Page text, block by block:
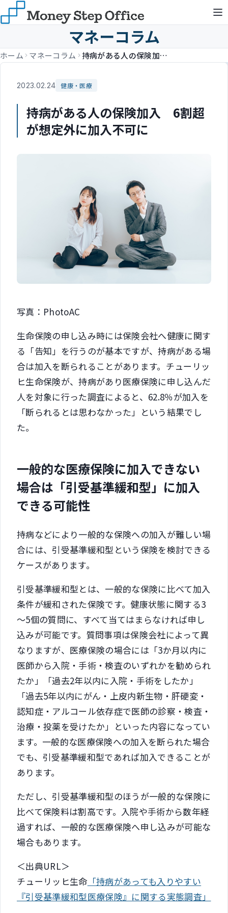
マネーコラム
ホーム マネーコラム 持病がある人の保険加入 6割超が想定外に加入不可に
2023.02.24 健康・医療
持病がある人の保険加入 6割超
が想定外に加入不可に
写真：PhotoAC
生命保険の申し込み時には保険会社へ健康に関す
る「告知」を行うのが基本ですが、持病がある場
合は加入を断られることがあります。チューリッ
ヒ生命保険が、持病があり医療保険に申し込んだ
人を対象に行った調査によると、62.8％が加入を
「断られるとは思わなかった」という結果でし
た。
一般的な医療保険に加入できない
場合は「引受基準緩和型」に加入
できる可能性
持病などにより一般的な保険への加入が難しい場
合には、引受基準緩和型という保険を検討できる
ケースがあります。
引受基準緩和型とは、一般的な保険に比べて加入
条件が緩和された保険です。健康状態に関する3
～5個の質問に、すべて当てはまらなければ申し
込みが可能です。質問事項は保険会社によって異
なりますが、医療保険の場合には「3か月以内に
医師から入院・手術・検査のいずれかを勧められ
たか」「過去2年以内に入院・手術をしたか」
「過去5年以内にがん・上皮内新生物・肝硬変・
認知症・アルコール依存症で医師の診察・検査・
治療・投薬を受けたか」といった内容になってい
ます。一般的な医療保険への加入を断られた場合
でも、引受基準緩和型であれば加入できることが
あります。
ただし、引受基準緩和型のほうが一般的な保険に
比べて保険料は割高です。入院や手術から数年経
過すれば、一般的な医療保険へ申し込みが可能な
場合もあります。
＜出典URL＞
チューリッヒ生命 「持病があっても入りやすい
『引受基準緩和型医療保険』に関する実態調査」